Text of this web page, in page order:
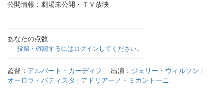
公開情報：劇場未公開・ＴＶ放映
あなたの点数
投票・確認するにはログインしてください。
監督： アルバート・カーディフ 出演： ジェリー・ウィルソン |
オーロラ・バティスタ | アドリアーノ・ミカントーニ